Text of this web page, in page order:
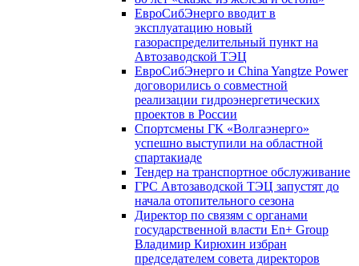
ЕвроСибЭнерго вводит в
эксплуатацию новый
газораспределительный пункт на
Автозаводской ТЭЦ
ЕвроСибЭнерго и China Yangtze Power
договорились о совместной
реализации гидроэнергетических
проектов в России
Спортсмены ГК «Волгаэнерго»
успешно выступили на областной
спартакиаде
Тендер на транспортное обслуживание
ГРС Автозаводской ТЭЦ запустят до
начала отопительного сезона
Директор по связям с органами
государственной власти En+ Group
Владимир Кирюхин избран
председателем совета директоров